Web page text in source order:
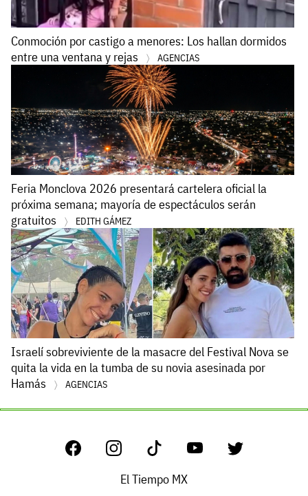
Conmoción por castigo a menores: Los hallan dormidos
entre una ventana y rejas
AGENCIAS
Feria Monclova 2026 presentará cartelera oficial la
próxima semana; mayoría de espectáculos serán
gratuitos
EDITH GÁMEZ
Israelí sobreviviente de la masacre del Festival Nova se
quita la vida en la tumba de su novia asesinada por
Hamás
AGENCIAS
El Tiempo MX